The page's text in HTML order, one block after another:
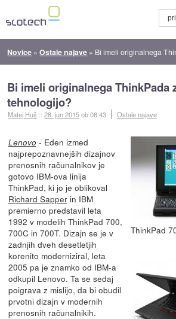
Novice »Ostale najave » Bi imeli originalnega
Bi imeli originalnega ThinkPada
tehnologijo?
Matej Huš ::28. jun 2015ob 08:43 Ostale najave
ThinkPad
Lenovo - Eden izmed
najprepoznavnejših dizajnov
prenosnih računalnikov je
gotovo IBM-ova linija
ThinkPad, ki jo je oblikoval
Richard Sapperin IBM
premierno predstavil leta
1992 v modelih ThinkPad 700,
700C in 700T. Dizajn se je v
zadnjih dveh desetletjih
korenito moderniziral, leta
2005 pa je znamko od IBM-a
odkupil Lenovo. Ta se sedaj
poigrava z mislijo, da bi obudil
prvotni dizajn v modernih
prenosnih računalnikih.